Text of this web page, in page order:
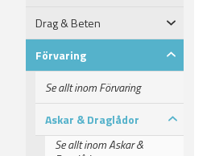
Drag & Beten
Förvaring
Se allt inom Förvaring
Askar & Draglådor
Se allt inom Askar &